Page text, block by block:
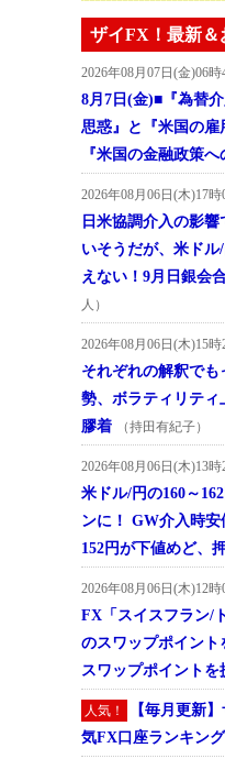
ザイFX！最新＆
2026年08月07日(金)06
8月7日(金)■『為替
思惑』と『米国の雇
『米国の金融政策
2026年08月06日(木)17
日米協調介入の影
いそうだが、米ド
えない！9月日銀会
人）
2026年08月06日(木)15
それぞれの解釈で
勢、ボラティリティ
膠着
（持田有紀子）
2026年08月06日(木)13
米ドル/円の160～
ンに！ GW介入時
152円が下値めど、
2026年08月06日(木)12
FX「スイスフラン/
のスワップポイン
スワップポイント
人気！
【毎月更新
気FX口座ランキング